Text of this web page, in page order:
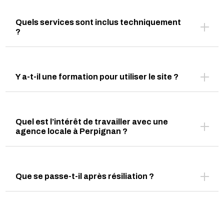
Quels services sont inclus techniquement
?
Y a-t-il une formation pour utiliser le site ?
Quel est l’intérêt de travailler avec une
agence locale à Perpignan ?
Que se passe-t-il après résiliation ?